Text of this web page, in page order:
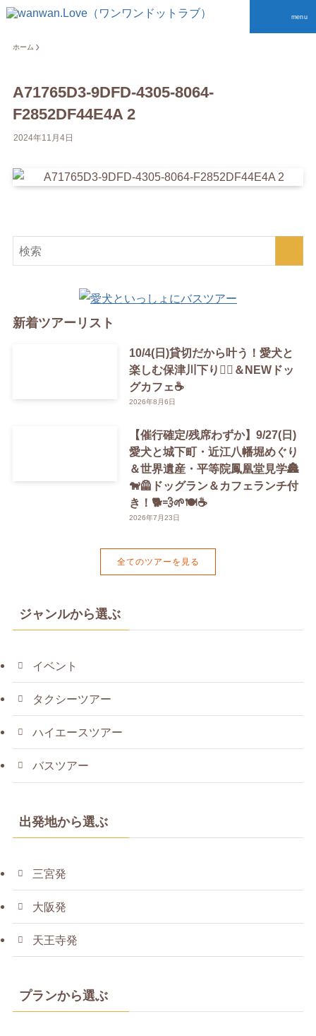
menu
ホーム
A71765D3-9DFD-4305-8064-
F2852DF44E4A 2
2024年11月4日
新着ツアーリスト
10/4(日)貸切だから叶う！愛犬と
楽しむ保津川下り🚣‍♀️＆NEWドッ
グカフェ☕️
2026年8月6日
【催行確定/残席わずか】9/27(日)
愛犬と城下町・近江八幡堀めぐり
＆世界遺産・平等院鳳凰堂見学🏯
🐕‍🦺ドッグラン＆カフェランチ付
き！🐕💨🌱🍽️☕️
2026年7月23日
全てのツアーを見る
ジャンルから選ぶ
イベント
タクシーツアー
ハイエースツアー
バスツアー
出発地から選ぶ
三宮発
大阪発
天王寺発
プランから選ぶ